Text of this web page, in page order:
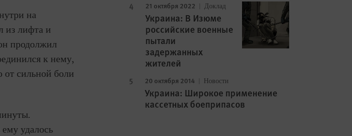
на
из лифта и
продолжил
к нему,
от сильной боли
удалось
21 октября 2022 Доклад
Украина: В Изюме
российские военные
пытали
задержанных
жителей
20 октября 2014 Новости
Украина: Широкое применение
кассетных боеприпасов